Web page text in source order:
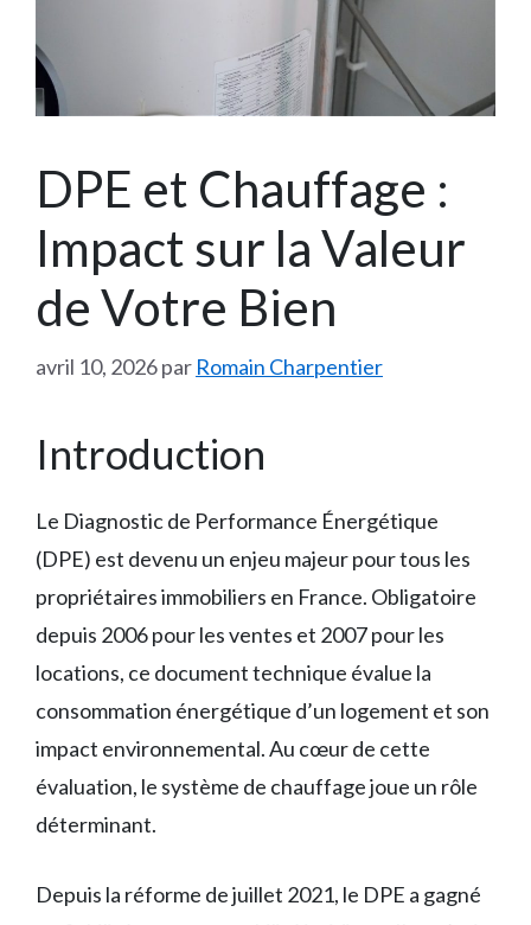
DPE et Chauffage :
Impact sur la Valeur
de Votre Bien
avril 10, 2026par Romain Charpentier
Introduction
Le Diagnostic de Performance Énergétique
(DPE) est devenu un enjeu majeur pour tous les
propriétaires immobiliers en France. Obligatoire
depuis 2006 pour les ventes et 2007 pour les
locations, ce document technique évalue la
consommation énergétique d’un logement et son
impact environnemental. Au cœur de cette
évaluation, le système de chauffage joue un rôle
déterminant.
Depuis la réforme de juillet 2021, le DPE a gagné